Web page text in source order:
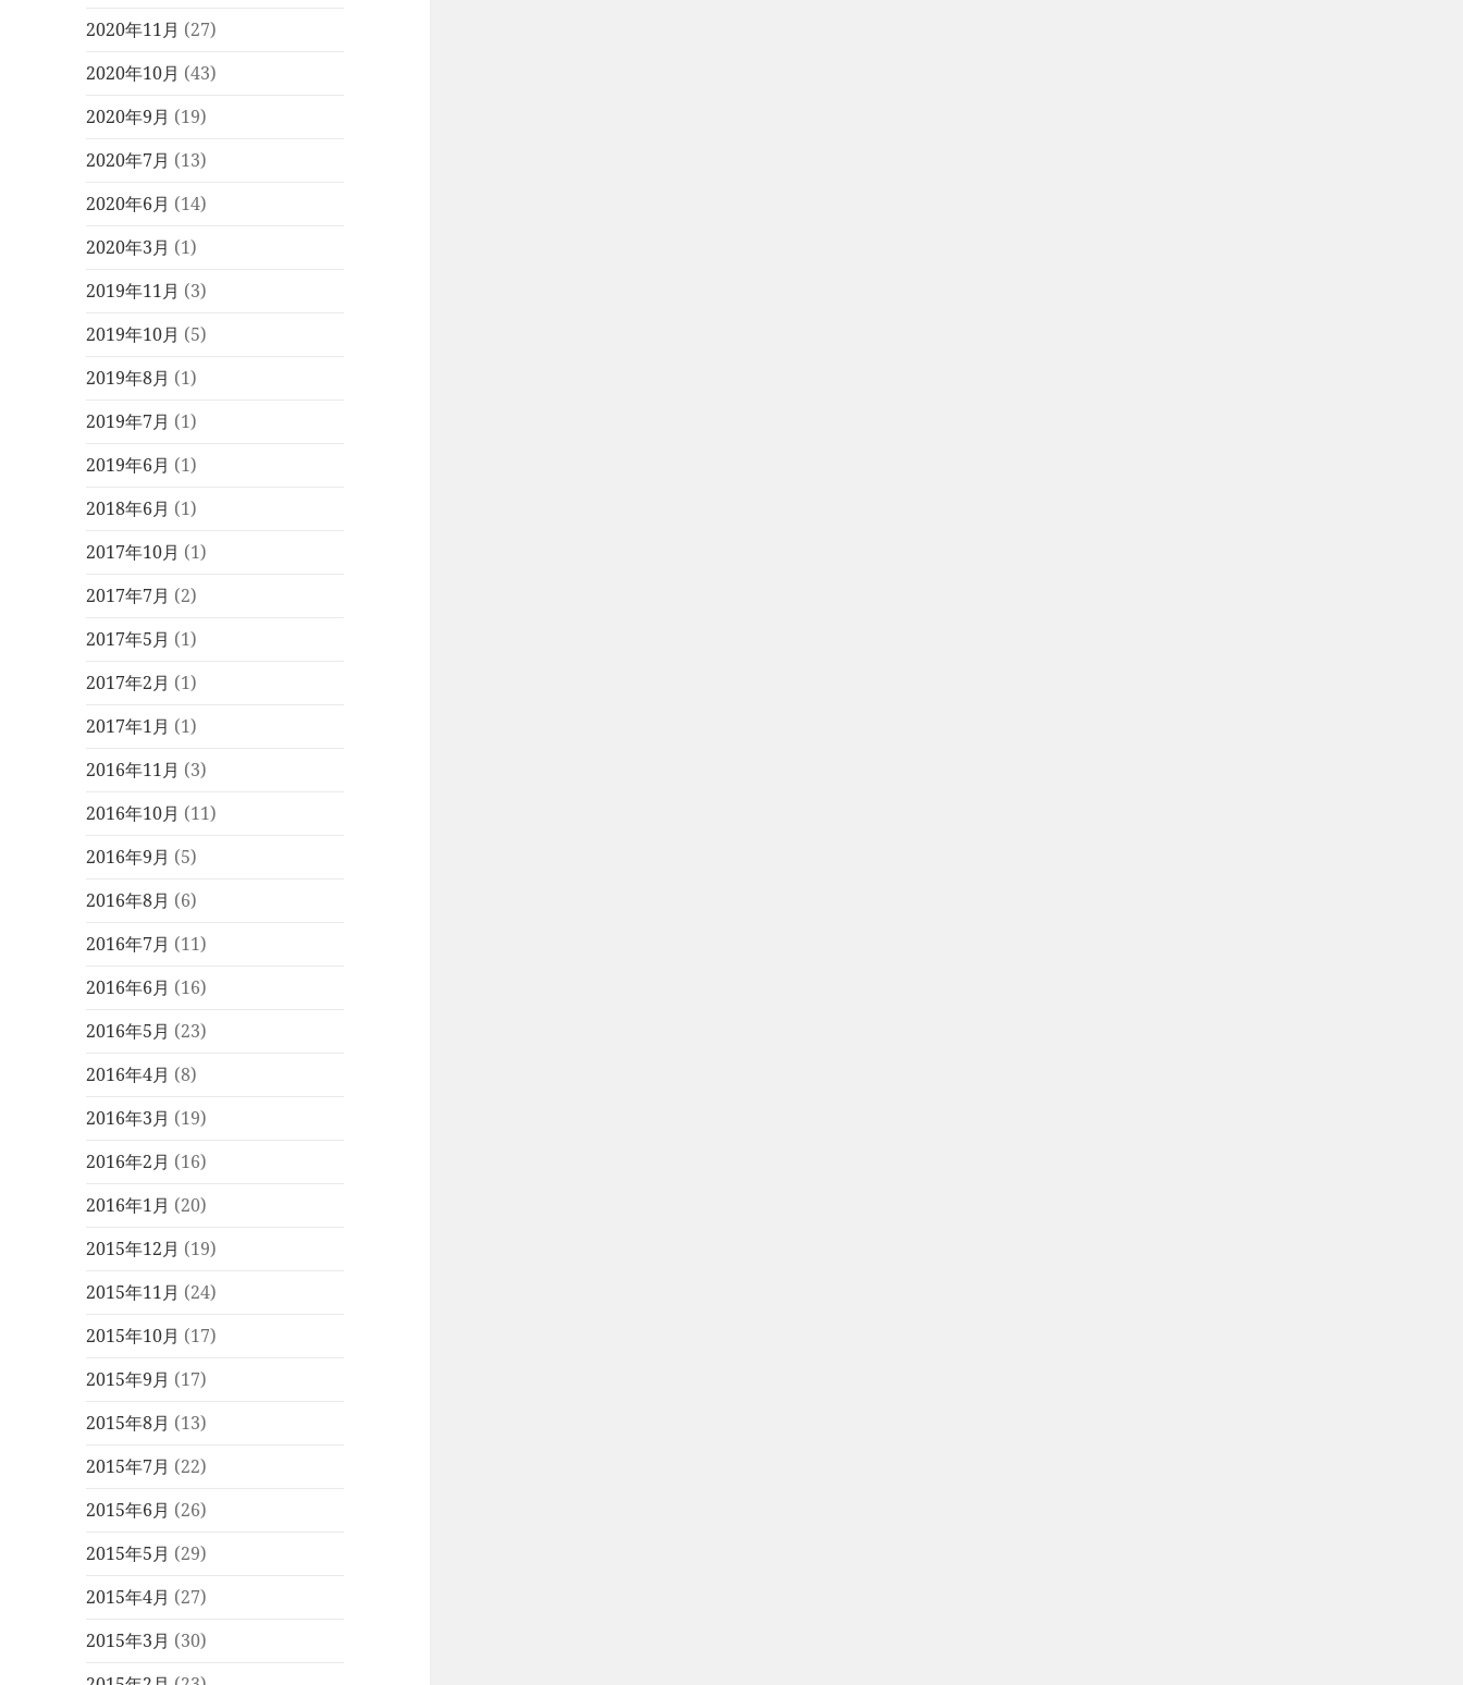
2020年11月 (27)
2020年10月 (43)
2020年9月 (19)
2020年7月 (13)
2020年6月 (14)
2020年3月 (1)
2019年11月 (3)
2019年10月 (5)
2019年8月 (1)
2019年7月 (1)
2019年6月 (1)
2018年6月 (1)
2017年10月 (1)
2017年7月 (2)
2017年5月 (1)
2017年2月 (1)
2017年1月 (1)
2016年11月 (3)
2016年10月 (11)
2016年9月 (5)
2016年8月 (6)
2016年7月 (11)
2016年6月 (16)
2016年5月 (23)
2016年4月 (8)
2016年3月 (19)
2016年2月 (16)
2016年1月 (20)
2015年12月 (19)
2015年11月 (24)
2015年10月 (17)
2015年9月 (17)
2015年8月 (13)
2015年7月 (22)
2015年6月 (26)
2015年5月 (29)
2015年4月 (27)
2015年3月 (30)